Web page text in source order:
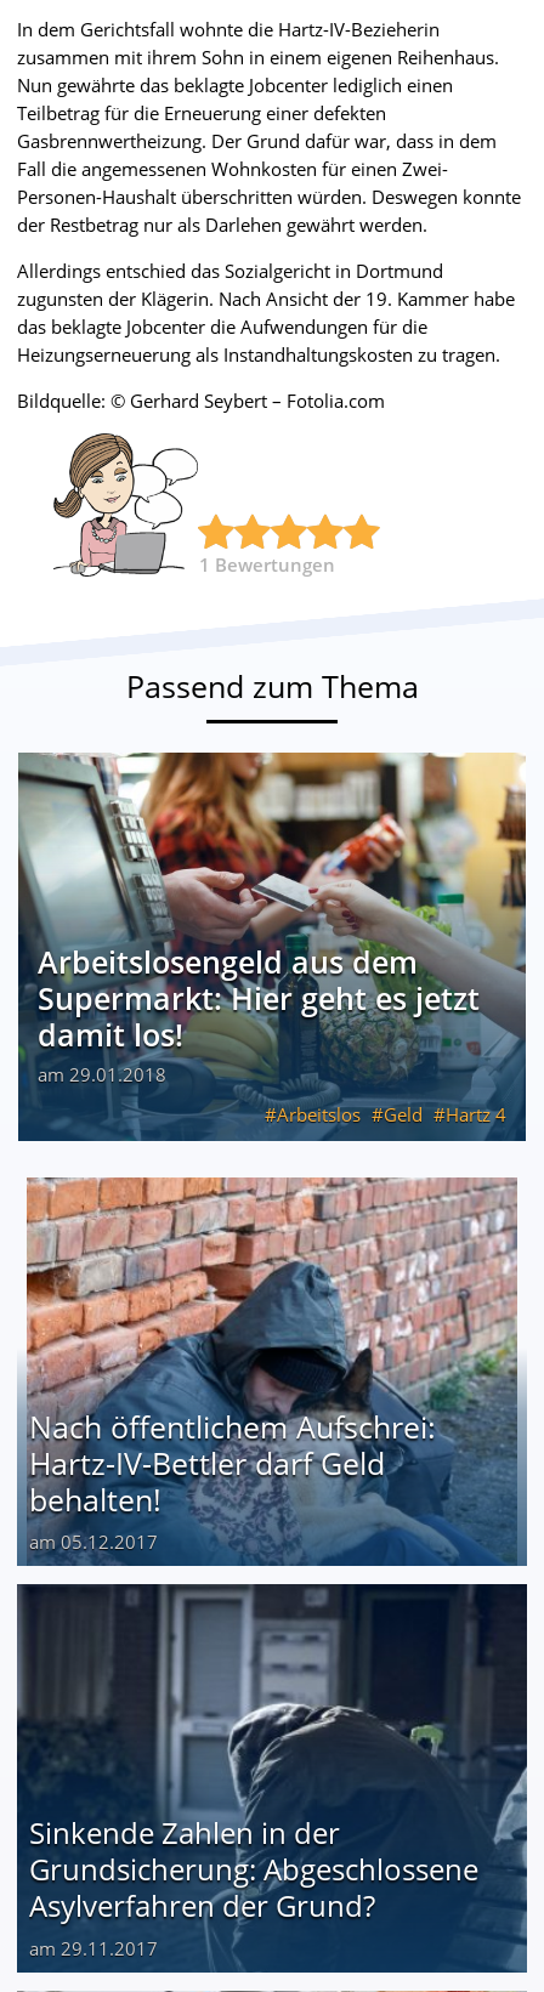
In dem Gerichtsfall wohnte die Hartz-IV-Bezieherin
zusammen mit ihrem Sohn in einem eigenen Reihenhaus.
Nun gewährte das beklagte Jobcenter lediglich einen
Teilbetrag für die Erneuerung einer defekten
Gasbrennwertheizung. Der Grund dafür war, dass in dem
Fall die angemessenen Wohnkosten für einen Zwei-
Personen-Haushalt überschritten würden. Deswegen konnte
der Restbetrag nur als Darlehen gewährt werden.
Allerdings entschied das Sozialgericht in Dortmund
zugunsten der Klägerin. Nach Ansicht der 19. Kammer habe
das beklagte Jobcenter die Aufwendungen für die
Heizungserneuerung als Instandhaltungskosten zu tragen.
Bildquelle: © Gerhard Seybert – Fotolia.com
1 Bewertungen
Passend zum Thema
Arbeitslosengeld aus dem
Supermarkt: Hier geht es jetzt
damit los!
am 29.01.2018
Arbeitslos
Geld Hartz 4
Nach öffentlichem Aufschrei:
Hartz-IV-Bettler darf Geld
behalten!
am 05.12.2017
Sinkende Zahlen in der
Grundsicherung: Abgeschlossene
Asylverfahren der Grund?
am 29.11.2017